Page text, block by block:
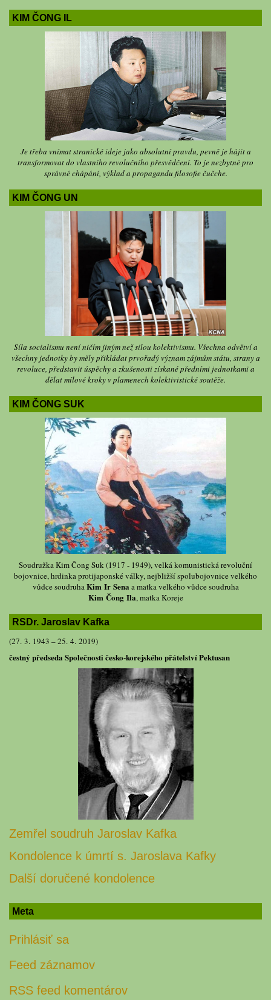
KIM ČONG IL
Je třeba vnímat stranické ideje jako absolutní pravdu, pevně je hájit a
transformovat do vlastního revolučního přesvědčení. To je nezbytné pro
správné chápání, výklad a propagandu filosofie čučche.
KIM ČONG UN
Síla socialismu není ničím jiným než silou kolektivismu. Všechna odvětví a
všechny jednotky by měly přikládat prvořadý význam zájmům státu, strany a
revoluce, představit úspěchy a zkušenosti získané předními jednotkami a
dělat mílové kroky v plamenech kolektivistické soutěže.
KIM ČONG SUK
Soudružka Kim Čong Suk (1917 - 1949), velká komunistická revoluční
bojovnice, hrdinka protijaponské války, nejbližší spolubojovnice velkého
vůdce soudruhaKim Ir Sena a matka velkého vůdce soudruha
Kim Čong Ila, matka Koreje
RSDr. Jaroslav Kafka
(27. 3. 1943 – 25. 4. 2019)
čestný předseda Společnosti česko-korejského přátelství Pektusan
Zemřel soudruh Jaroslav Kafka
Kondolence k úmrtí s. Jaroslava Kafky
Další doručené kondolence
Meta
Prihlásiť sa
Feed záznamov
RSS feed komentárov